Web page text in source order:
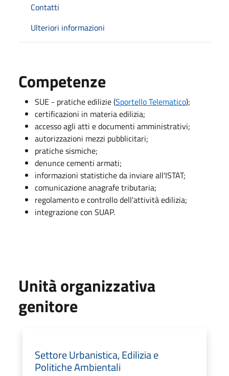
Contatti
Ulteriori informazioni
Competenze
SUE - pratiche edilizie (Sportello Telematico);
certificazioni in materia edilizia;
accesso agli atti e documenti amministrativi;
autorizzazioni mezzi pubblicitari;
pratiche sismiche;
denunce cementi armati;
informazioni statistiche da inviare all'ISTAT;
comunicazione anagrafe tributaria;
regolamento e controllo dell'attività edilizia;
integrazione con SUAP.
Unità organizzativa
genitore
Settore Urbanistica, Edilizia e
Politiche Ambientali